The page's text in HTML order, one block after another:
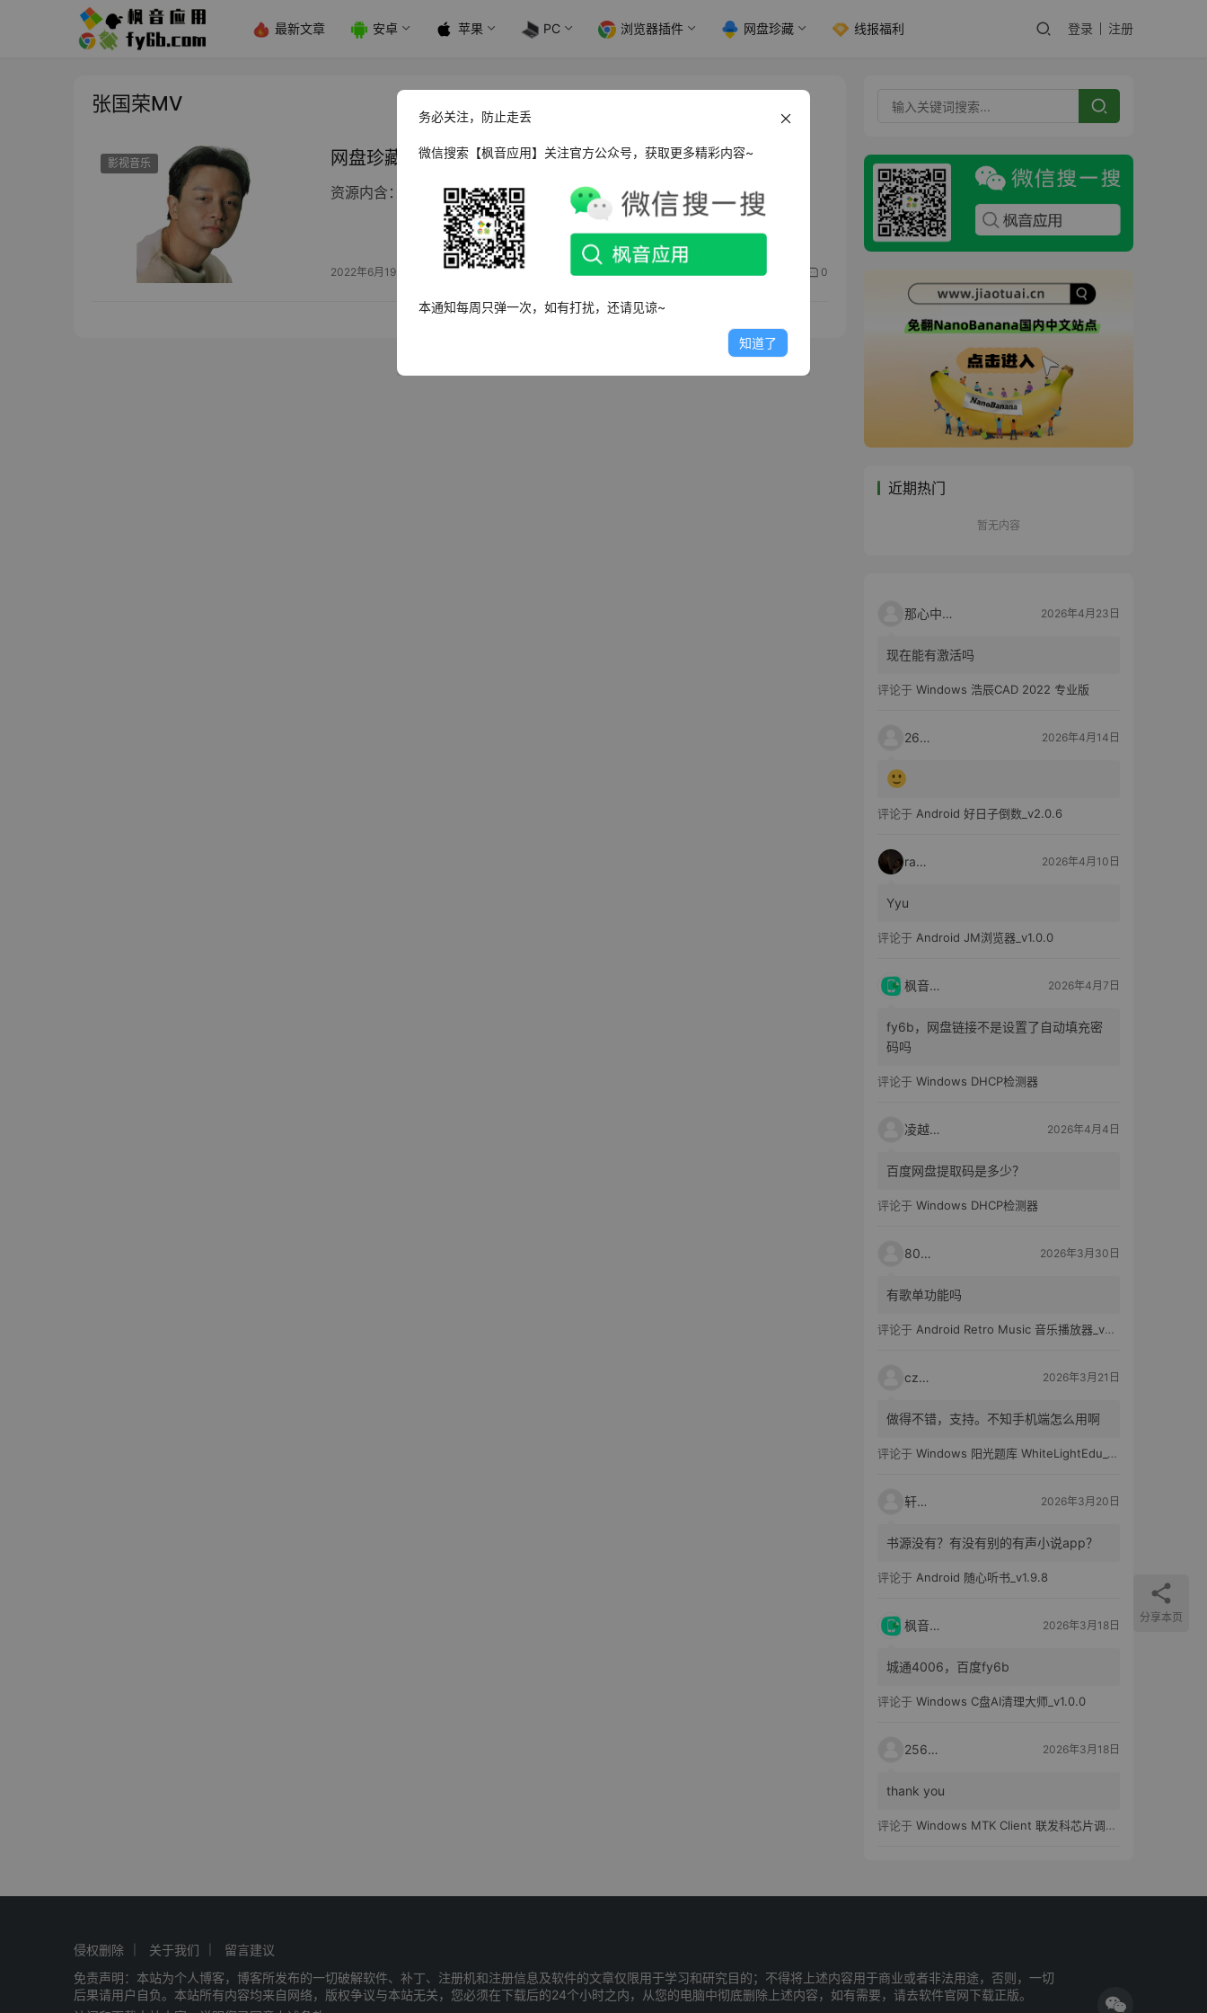
最新文章 安卓 苹果 PC 浏览器插件 网盘珍藏 线报福利 登录 注册
张国荣MV
影视音乐 网盘珍藏 | 张国荣MV专辑100首蓝光至尊版
资源内含：100首张国荣歌曲的蓝光MV！ 资源截图 资源下载 阿里云盘
2022年6月19日 0
近期热门
暂无内容
那心中的话 2026年4月23日
现在能有激活吗
评论于 Windows 浩辰CAD 2022 专业版
2603 2026年4月14日
评论于 Android 好日子倒数_v2.0.6
raka 2026年4月10日
Yyu
评论于 Android JM浏览器_v1.0.0
枫音应用 2026年4月7日
fy6b，网盘链接不是设置了自动填充密
码吗
评论于 Windows DHCP检测器
凌越电子 2026年4月4日
百度网盘提取码是多少？
评论于 Windows DHCP检测器
80521 2026年3月30日
有歌单功能吗
评论于 Android Retro Music 音乐播放器_v6.6.0
czh7 2026年3月21日
做得不错，支持。不知手机端怎么用啊
评论于 Windows 阳光题库 WhiteLightEdu_v2.0.0
轩爸 2026年3月20日
书源没有？有没有别的有声小说app？
评论于 Android 随心听书_v1.9.8
枫音应用 2026年3月18日
城通4006，百度fy6b
评论于 Windows C盘AI清理大师_v1.0.0
25651 2026年3月18日
thank you
评论于 Windows MTK Client 联发科芯片调试工具_v2.01 汉化版
侵权删除 关于我们
留言建议
免责声明：本站为个人博客，博客所发布的一切破解软件、补丁、注册机和注册信息及软件的文章仅限用于学习和研究目的；不得将上述内容用于商业或者非法用途，否则，一切
后果请用户自负。本站所有内容均来自网络，版权争议与本站无关，您必须在下载后的24个小时之内，从您的电脑中彻底删除上述内容，如有需要，请去软件官网下载正版。
分享本页
务必关注，防止走丢
微信搜索【枫音应用】关注官方公众号，获取更多精彩内容~
本通知每周只弹一次，如有打扰，还请见谅~
知道了